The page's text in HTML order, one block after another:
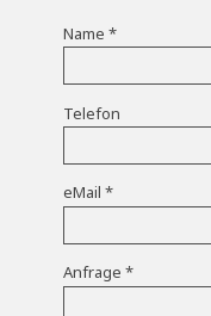
Name *
Telefon
eMail *
Anfrage *